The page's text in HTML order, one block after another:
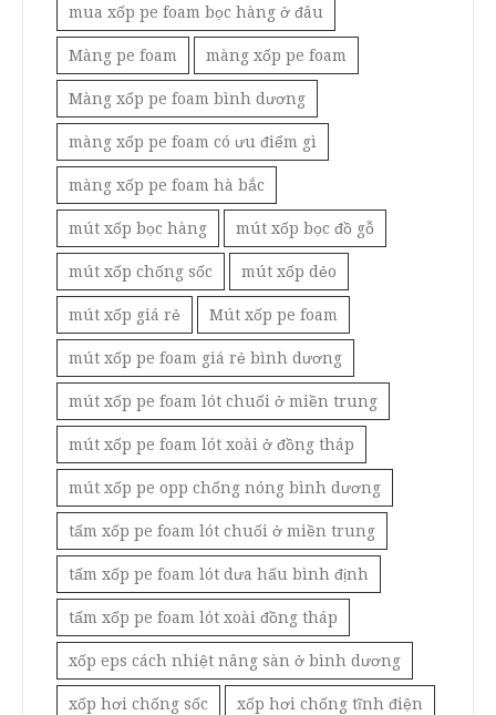
mua xốp pe foam bọc hàng ở đâu
Màng pe foam màng xốp pe foam
Màng xốp pe foam bình dương
màng xốp pe foam có ưu điểm gì
màng xốp pe foam hà bắc
mút xốp bọc hàng mút xốp bọc đồ gỗ
mút xốp chống sốc mút xốp dẻo
mút xốp giá rẻ Mút xốp pe foam
mút xốp pe foam giá rẻ bình dương
mút xốp pe foam lót chuối ở miền trung
mút xốp pe foam lót xoài ở đồng tháp
mút xốp pe opp chống nóng bình dương
tấm xốp pe foam lót chuối ở miền trung
tấm xốp pe foam lót dưa hấu bình định
tấm xốp pe foam lót xoài đồng tháp
xốp eps cách nhiệt nâng sàn ở bình dương
xốp hơi chống sốc xốp hơi chống tĩnh điện